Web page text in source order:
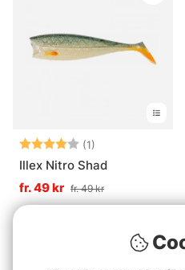
Betyg: (1)
4.0 utav 5
Illex Nitro Shad
fr. 49 kr fr. 49 kr